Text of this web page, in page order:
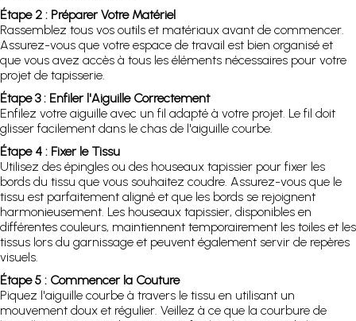
Étape 2 : Préparer Votre Matériel
Rassemblez tous vos outils et matériaux avant de commencer.
Assurez-vous que votre espace de travail est bien organisé et
que vous avez accès à tous les éléments nécessaires pour votre
projet de tapisserie.
Étape 3 : Enfiler l'Aiguille Correctement
Enfilez votre aiguille avec un fil adapté à votre projet. Le fil doit
glisser facilement dans le chas de l'aiguille courbe.
Étape 4 : Fixer le Tissu
Utilisez des épingles ou des houseaux tapissier pour fixer les
bords du tissu que vous souhaitez coudre. Assurez-vous que le
tissu est parfaitement aligné et que les bords se rejoignent
harmonieusement. Les houseaux tapissier, disponibles en
différentes couleurs, maintiennent temporairement les toiles et les
tissus lors du garnissage et peuvent également servir de repères
visuels.
Étape 5 : Commencer la Couture
Piquez l'aiguille courbe à travers le tissu en utilisant un
mouvement doux et régulier. Veillez à ce que la courbure de